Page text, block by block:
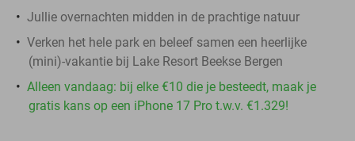
Jullie overnachten midden in de prachtige natuur
Verken het hele park en beleef samen een heerlijke
(mini)-vakantie bij Lake Resort Beekse Bergen
Alleen vandaag: bij elke €10 die je besteedt, maak je
gratis kans op een iPhone 17 Pro t.w.v. €1.329!